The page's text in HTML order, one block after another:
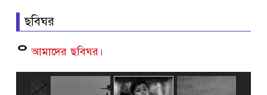
ছবিঘর
ᄋআমাদের ছবিঘর।
Age